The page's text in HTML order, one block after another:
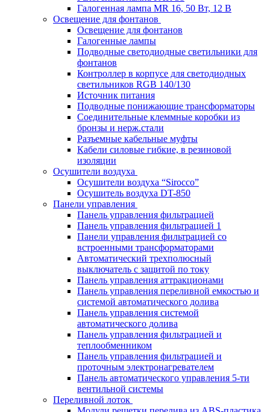
Галогенная лампа MR 16, 50 Вт, 12 В
Освещение для фонтанов
Освещение для фонтанов
Галогенные лампы
Подводные светодиодные светильники для
фонтанов
Контроллер в корпусе для светодиодных
светильников RGB 140/130
Источник питания
Подводные понижающие трансформаторы
Соединительные клеммные коробки из
бронзы и нерж.стали
Разъемные кабельные муфты
Кабели силовые гибкие, в резиновой
изоляции
Осушители воздуха
Осушители воздуха “Sirocco”
Осушитель воздуха DT-850
Панели управления
Панель управления фильтрацией
Панель управления фильтрацией 1
Панели управления фильтрацией cо
встроенными трансформаторами
Автоматический трехполюсный
выключатель с защитой по току
Панель управления аттракционами
Панель управления переливной емкостью и
системой автоматического долива
Панель управления системой
автоматического долива
Панель управления фильтрацией и
теплообменником
Панель управления фильтрацией и
проточным электронагревателем
Панель автоматического управления 5-ти
вентильной системы
Переливной лоток